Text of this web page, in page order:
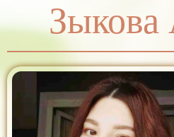
Зыкова